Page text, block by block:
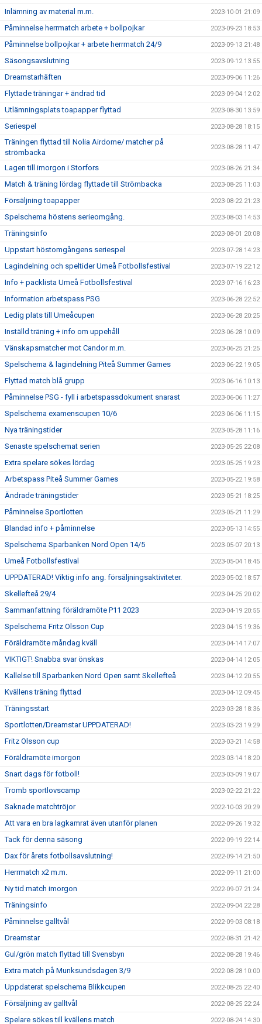
Inlämning av material m.m. 2023-10-01 21:09
Påminnelse herrmatch arbete + bollpojkar 2023-09-23 18:53
Påminnelse bollpojkar + arbete herrmatch 24/9 2023-09-13 21:48
Säsongsavslutning 2023-09-12 13:55
Dreamstarhäften 2023-09-06 11:26
Flyttade träningar + ändrad tid 2023-09-04 12:02
Utlämningsplats toapapper flyttad 2023-08-30 13:59
Seriespel 2023-08-28 18:15
Träningen flyttad till Nolia Airdome/ matcher på
strömbacka
2023-08-28 11:47
Lagen till imorgon i Storfors 2023-08-26 21:34
Match & träning lördag flyttade till Strömbacka 2023-08-25 11:03
Försäljning toapapper 2023-08-22 21:23
Spelschema höstens serieomgång. 2023-08-03 14:53
Träningsinfo 2023-08-01 20:08
Uppstart höstomgångens seriespel 2023-07-28 14:23
Lagindelning och speltider Umeå Fotbollsfestival 2023-07-19 22:12
Info + packlista Umeå Fotbollsfestival 2023-07-16 16:23
Information arbetspass PSG 2023-06-28 22:52
Ledig plats till Umeåcupen 2023-06-28 20:25
Inställd träning + info om uppehåll 2023-06-28 10:09
Vänskapsmatcher mot Candor m.m. 2023-06-25 21:25
Spelschema & lagindelning Piteå Summer Games 2023-06-22 19:05
Flyttad match blå grupp 2023-06-16 10:13
Påminnelse PSG - fyll i arbetspassdokument snarast 2023-06-06 11:27
Spelschema examenscupen 10/6 2023-06-06 11:15
Nya träningstider 2023-05-28 11:16
Senaste spelschemat serien 2023-05-25 22:08
Extra spelare sökes lördag 2023-05-25 19:23
Arbetspass Piteå Summer Games 2023-05-22 19:58
Ändrade träningstider 2023-05-21 18:25
Påminnelse Sportlotten 2023-05-21 11:29
Blandad info + påminnelse 2023-05-13 14:55
Spelschema Sparbanken Nord Open 14/5 2023-05-07 20:13
Umeå Fotbollsfestival 2023-05-04 18:45
UPPDATERAD! Viktig info ang. försäljningsaktiviteter. 2023-05-02 18:57
Skellefteå 29/4 2023-04-25 20:02
Sammanfattning föräldramöte P11 2023 2023-04-19 20:55
Spelschema Fritz Olsson Cup 2023-04-15 19:36
Föräldramöte måndag kväll 2023-04-14 17:07
VIKTIGT! Snabba svar önskas 2023-04-14 12:05
Kallelse till Sparbanken Nord Open samt Skellefteå 2023-04-12 20:55
Kvällens träning flyttad 2023-04-12 09:45
Träningsstart 2023-03-28 18:36
Sportlotten/Dreamstar UPPDATERAD! 2023-03-23 19:29
Fritz Olsson cup 2023-03-21 14:58
Föräldramöte imorgon 2023-03-14 18:20
Snart dags för fotboll! 2023-03-09 19:07
Tromb sportlovscamp 2023-02-22 21:22
Saknade matchtröjor 2022-10-03 20:29
Att vara en bra lagkamrat även utanför planen 2022-09-26 19:32
Tack för denna säsong 2022-09-19 22:14
Dax för årets fotbollsavslutning! 2022-09-14 21:50
Herrmatch x2 m.m. 2022-09-11 21:00
Ny tid match imorgon 2022-09-07 21:24
Träningsinfo 2022-09-04 22:28
Påminnelse galltvål 2022-09-03 08:18
Dreamstar 2022-08-31 21:42
Gul/grön match flyttad till Svensbyn 2022-08-28 19:46
Extra match på Munksundsdagen 3/9 2022-08-28 10:00
Uppdaterat spelschema Blikkcupen 2022-08-25 22:40
Försäljning av galltvål 2022-08-25 22:24
Spelare sökes till kvällens match 2022-08-24 14:30